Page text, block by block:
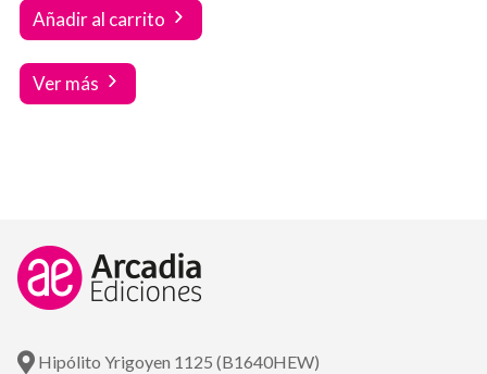
Añadir al carrito
Ver más
Hipólito Yrigoyen 1125 (B1640HEW)